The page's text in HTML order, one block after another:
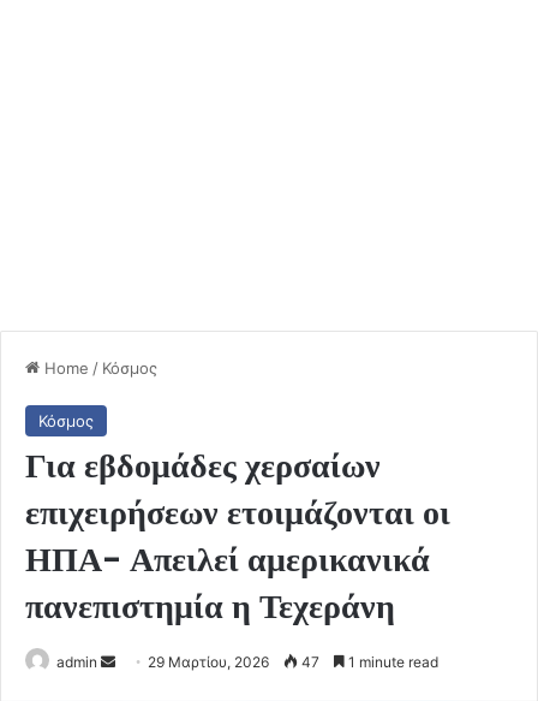
Home / Κόσμος
Κόσμος
Για εβδομάδες χερσαίων
επιχειρήσεων ετοιμάζονται οι
ΗΠΑ- Απειλεί αμερικανικά
πανεπιστημία η Τεχεράνη
admin
Send 29 Μαρτίου, 2026 47 1 minute read